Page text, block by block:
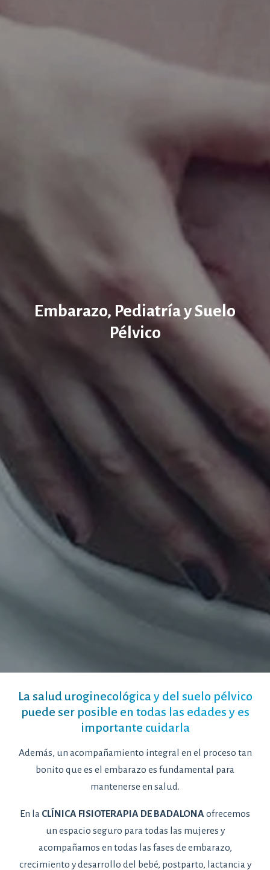
Embarazo, Pediatría y Suelo
Pélvico
La salud uroginecológica y del suelo pélvico
puede ser posible en todas las edades y es
importante cuidarla
Además, un acompañamiento integral en el proceso tan
bonito que es el embarazo es fundamental para
mantenerse en salud.
En la CLÍNICA FISIOTERAPIA DE BADALONA ofrecemos
un espacio seguro para todas las mujeres y
acompañamos en todas las fases de embarazo,
crecimiento y desarrollo del bebé, postparto, lactancia y